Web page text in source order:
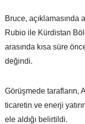
Bruce, açıklamasında
Rubio ile Kürdistan
arasında kısa süre
değindi.
Görüşmede tarafların,
ticaretin ve enerji
ele aldığı belirtildi.